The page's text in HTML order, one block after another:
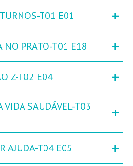
T01 E01 +
NO PRATO-T01 E18 +
Z-T02 E04 +
VIDA SAUDÁVEL-T03
+
AJUDA-T04 E05 +